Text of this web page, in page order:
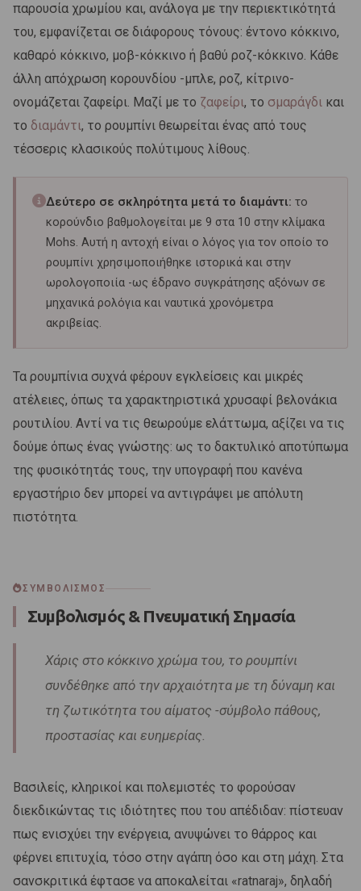
παρουσία χρωμίου και, ανάλογα με την περιεκτικότητά
του, εμφανίζεται σε διάφορους τόνους: έντονο κόκκινο,
καθαρό κόκκινο, μοβ-κόκκινο ή βαθύ ροζ-κόκκινο. Κάθε
άλλη απόχρωση κορουνδίου -μπλε, ροζ, κίτρινο-
ονομάζεται ζαφείρι. Μαζί με το ζαφείρι, το σμαράγδι και
το διαμάντι, το ρουμπίνι θεωρείται ένας από τους
τέσσερις κλασικούς πολύτιμους λίθους.
Δεύτερο σε σκληρότητα μετά το διαμάντι: το
κορούνδιο βαθμολογείται με 9 στα 10 στην κλίμακα
Mohs. Αυτή η αντοχή είναι ο λόγος για τον οποίο το
ρουμπίνι χρησιμοποιήθηκε ιστορικά και στην
ωρολογοποιία -ως έδρανο συγκράτησης αξόνων σε
μηχανικά ρολόγια και ναυτικά χρονόμετρα
ακριβείας.
Τα ρουμπίνια συχνά φέρουν εγκλείσεις και μικρές
ατέλειες, όπως τα χαρακτηριστικά χρυσαφί βελονάκια
ρουτιλίου. Αντί να τις θεωρούμε ελάττωμα, αξίζει να τις
δούμε όπως ένας γνώστης: ως το δακτυλικό αποτύπωμα
της φυσικότητάς τους, την υπογραφή που κανένα
εργαστήριο δεν μπορεί να αντιγράψει με απόλυτη
πιστότητα.
ΣΥΜΒΟΛΙΣΜΟΣ
Συμβολισμός & Πνευματική Σημασία
Χάρις στο κόκκινο χρώμα του, το ρουμπίνι
συνδέθηκε από την αρχαιότητα με τη δύναμη και
τη ζωτικότητα του αίματος -σύμβολο πάθους,
προστασίας και ευημερίας.
Βασιλείς, κληρικοί και πολεμιστές το φορούσαν
διεκδικώντας τις ιδιότητες που του απέδιδαν: πίστευαν
πως ενισχύει την ενέργεια, ανυψώνει το θάρρος και
φέρνει επιτυχία, τόσο στην αγάπη όσο και στη μάχη. Στα
σανσκριτικά έφτασε να αποκαλείται «ratnaraj», δηλαδή